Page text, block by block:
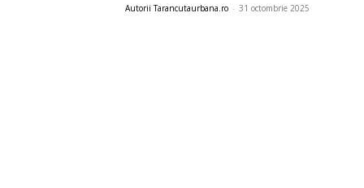
Autorii Tarancutaurbana.ro - 31 octombrie 2025